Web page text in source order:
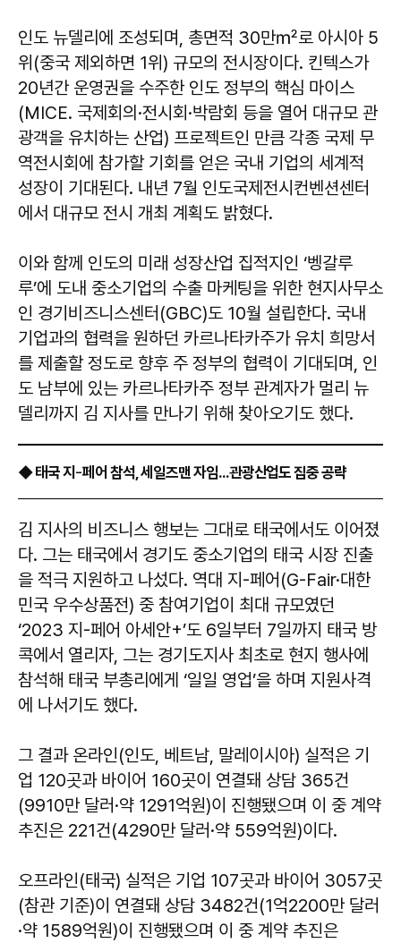
인도 뉴델리에 조성되며, 총면적 30만㎡로 아시아 5
위(중국 제외하면 1위) 규모의 전시장이다. 킨텍스가
20년간 운영권을 수주한 인도 정부의 핵심 마이스
(MICE. 국제회의·전시회·박람회 등을 열어 대규모 관
광객을 유치하는 산업) 프로젝트인 만큼 각종 국제 무
역전시회에 참가할 기회를 얻은 국내 기업의 세계적
성장이 기대된다. 내년 7월 인도국제전시컨벤션센터
에서 대규모 전시 개최 계획도 밝혔다.
이와 함께 인도의 미래 성장산업 집적지인 ‘벵갈루
루’에 도내 중소기업의 수출 마케팅을 위한 현지사무소
인 경기비즈니스센터(GBC)도 10월 설립한다. 국내
기업과의 협력을 원하던 카르나타카주가 유치 희망서
를 제출할 정도로 향후 주 정부의 협력이 기대되며, 인
도 남부에 있는 카르나타카주 정부 관계자가 멀리 뉴
델리까지 김 지사를 만나기 위해 찾아오기도 했다.
◆ 태국 지-페어 참석, 세일즈맨 자임...관광산업도 집중 공략
김 지사의 비즈니스 행보는 그대로 태국에서도 이어졌
다. 그는 태국에서 경기도 중소기업의 태국 시장 진출
을 적극 지원하고 나섰다. 역대 지-페어(G-Fair·대한
민국 우수상품전) 중 참여기업이 최대 규모였던
‘2023 지-페어 아세안+’도 6일부터 7일까지 태국 방
콕에서 열리자, 그는 경기도지사 최초로 현지 행사에
참석해 태국 부총리에게 ‘일일 영업’을 하며 지원사격
에 나서기도 했다.
그 결과 온라인(인도, 베트남, 말레이시아) 실적은 기
업 120곳과 바이어 160곳이 연결돼 상담 365건
(9910만 달러·약 1291억원)이 진행됐으며 이 중 계약
추진은 221건(4290만 달러·약 559억원)이다.
오프라인(태국) 실적은 기업 107곳과 바이어 3057곳
(참관 기준)이 연결돼 상담 3482건(1억2200만 달러
·약 1589억원)이 진행됐으며 이 중 계약 추진은